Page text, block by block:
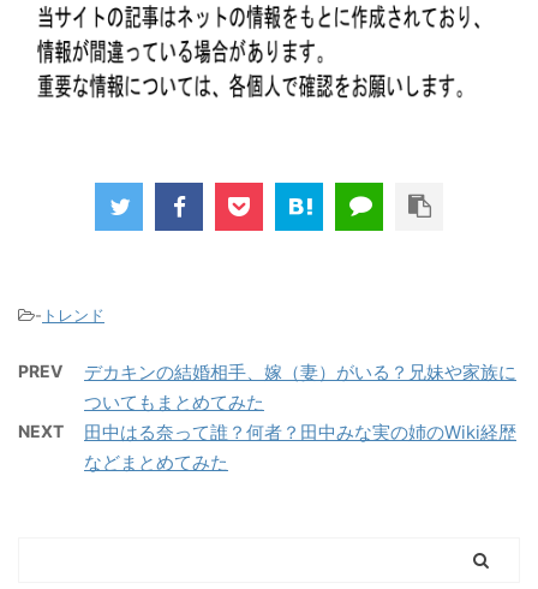
PREV
デカキンの結婚相手、嫁（妻）がいる？兄妹や家族に
NEXT
田中はる奈って誰？何者？田中みな実の姉のWiki経歴
などまとめてみた